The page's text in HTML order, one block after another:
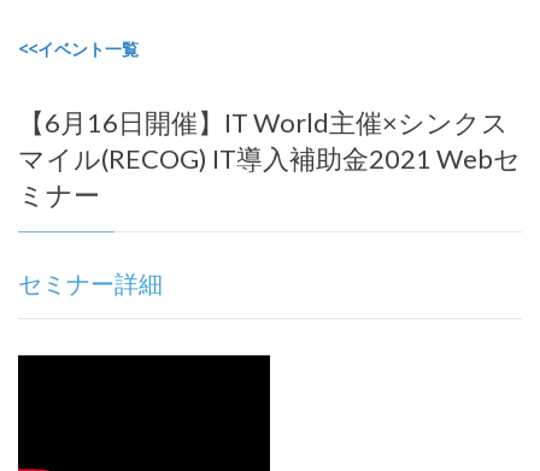
<<イベント一覧
【6月16日開催】IT World主催×シンクス
マイル(RECOG) IT導入補助金2021 Webセ
ミナー
セミナー詳細